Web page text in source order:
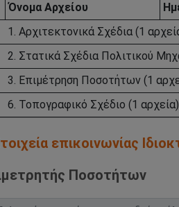
Όνομα Aρχείου
1. Αρχιτεκτονικά Σχέδια (1
2. Στατικά Σχέδια Πολιτικού
3. Επιμέτρηση Ποσοτήτων (1
6. Τοπογραφικό Σχέδιο (1 αρχεία)
επικοινωνίας
Ποσοτήτων